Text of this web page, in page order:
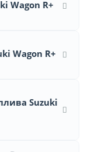
Wagon R+
Wagon R+
Suzuki